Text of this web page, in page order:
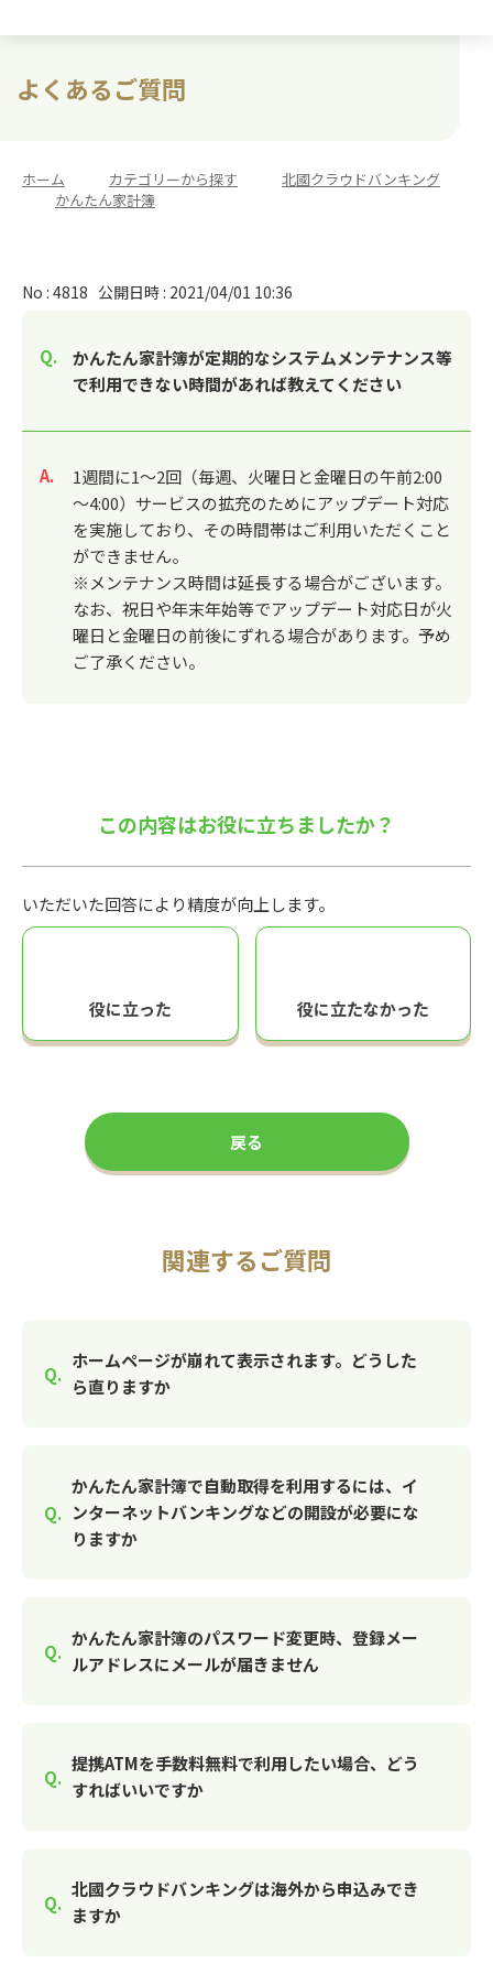
よくあるご質問
ホーム カテゴリーから探す
北國クラウドバンキング
かんたん家計簿
No : 4818 公開日時 : 2021/04/01 10:36
かんたん家計簿が定期的なシステムメンテナンス等
で利用できない時間があれば教えてください
回答
1週間に1～2回（毎週、火曜日と金曜日の午前2:00
～4:00）サービスの拡充のためにアップデート対応
を実施しており、その時間帯はご利用いただくこと
ができません。
※メンテナンス時間は延長する場合がございます。
なお、祝日や年末年始等でアップデート対応日が火
曜日と金曜日の前後にずれる場合があります。予め
ご了承ください。
この内容はお役に立ちましたか？
いただいた回答により精度が向上します。
役に立った 役に立たなかった
戻る
関連するご質問
ホームページが崩れて表示されます。どうした
ら直りますか
かんたん家計簿で自動取得を利用するには、イ
ンターネットバンキングなどの開設が必要にな
りますか
かんたん家計簿のパスワード変更時、登録メー
ルアドレスにメールが届きません
提携ATMを手数料無料で利用したい場合、どう
すればいいですか
北國クラウドバンキングは海外から申込みでき
ますか